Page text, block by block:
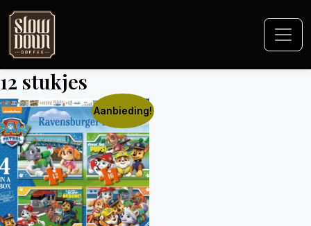
12 stukjes
Aanbieding!